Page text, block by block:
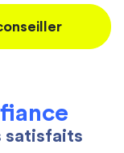
satisfaits